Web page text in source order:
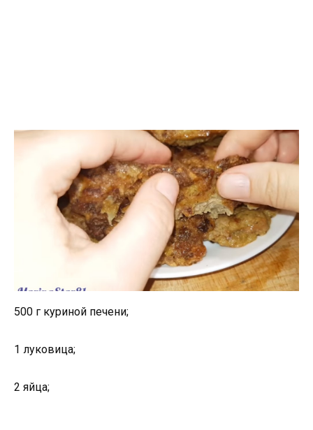
500 г куриной печени;
1 луковица;
2 яйца;